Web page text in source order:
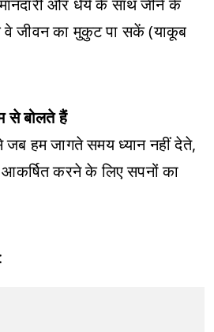
और धैर्य के साथ जीने के
वे जीवन का मुकुट पा सकें (याकूब
से बोलते हैं
हम जागते समय ध्यान नहीं देते,
आकर्षित करने के लिए सपनों का